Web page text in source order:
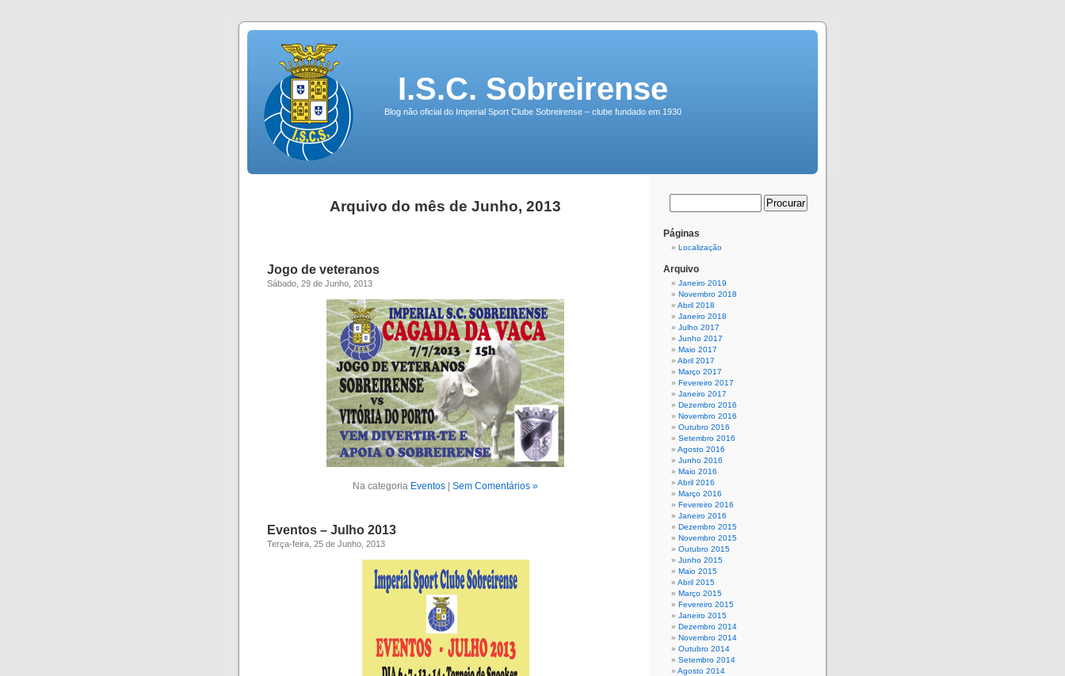
I.S.C. Sobreirense
Blog não oficial do Imperial Sport Clube Sobreirense – clube fundado em 1930
Arquivo do mês de Junho, 2013
Jogo de veteranos
Sábado, 29 de Junho, 2013
Na categoria Eventos Sem Comentários »
Eventos – Julho 2013
Terça-feira, 25 de Junho, 2013
Páginas
Localização
Arquivo
Janeiro 2019
Novembro 2018
Abril 2018
Janeiro 2018
Julho 2017
Junho 2017
Maio 2017
Abril 2017
Março 2017
Fevereiro 2017
Janeiro 2017
Dezembro 2016
Novembro 2016
Outubro 2016
Setembro 2016
Agosto 2016
Junho 2016
Maio 2016
Abril 2016
Março 2016
Fevereiro 2016
Janeiro 2016
Dezembro 2015
Novembro 2015
Outubro 2015
Junho 2015
Maio 2015
Abril 2015
Março 2015
Fevereiro 2015
Janeiro 2015
Dezembro 2014
Novembro 2014
Outubro 2014
Setembro 2014
Agosto 2014